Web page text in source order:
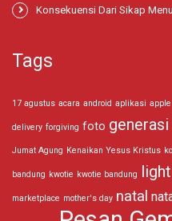
Konsekuensi Dari Sikap
Tags
17 agustus acara android aplikasi apple
delivery forgiving foto
Jumat Agung Kenaikan Yesus Kristus
bandung kwotie kwotie bandung
marketplace mother's day natal